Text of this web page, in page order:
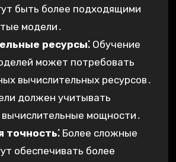
быть более подходящими
модели․
ресурсы⁚Обучение
может потребовать
вычислительных ресурсов․
должен учитывать
мощности․
точность⁚Более сложные
обеспечивать более